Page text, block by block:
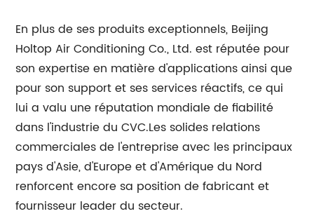
En plus de ses produits exceptionnels, Beijing
Holtop Air Conditioning Co., Ltd. est réputée pour
son expertise en matière d'applications ainsi que
pour son support et ses services réactifs, ce qui
lui a valu une réputation mondiale de fiabilité
dans l'industrie du CVC.Les solides relations
commerciales de l'entreprise avec les principaux
pays d'Asie, d'Europe et d'Amérique du Nord
renforcent encore sa position de fabricant et
fournisseur leader du secteur.